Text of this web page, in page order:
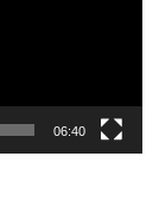
06:40